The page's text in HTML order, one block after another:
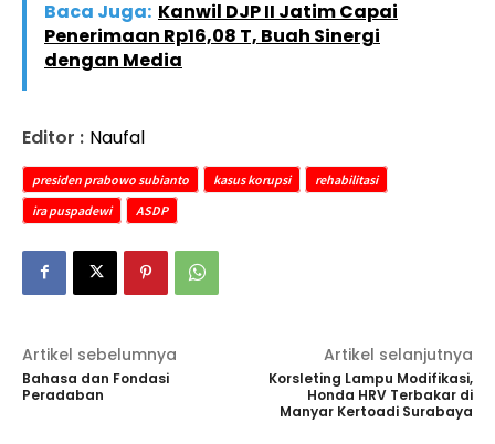
Baca Juga: Kanwil DJP II Jatim Capai
Penerimaan Rp16,08 T, Buah Sinergi
dengan Media
Editor : Naufal
presiden prabowo subianto kasus korupsi
rehabilitasi
ira puspadewi
ASDP
Artikel sebelumnya
Bahasa dan Fondasi
Peradaban
Artikel selanjutnya
Korsleting Lampu Modifikasi,
Honda HRV Terbakar di
Manyar Kertoadi Surabaya